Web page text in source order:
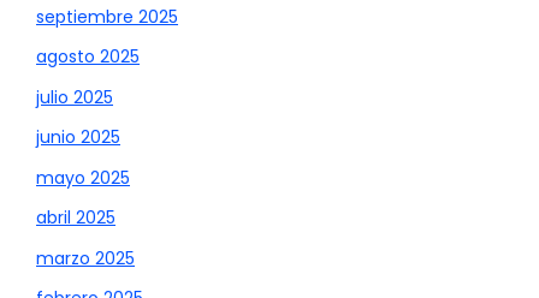
septiembre 2025
agosto 2025
julio 2025
junio 2025
mayo 2025
abril 2025
marzo 2025